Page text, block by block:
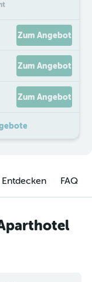
Zum Angebot
Zum Angebot
Zum Angebot
Entdecken FAQ